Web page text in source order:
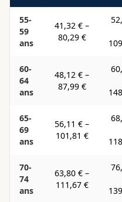
55-
59
ans
41,32 € –
80,29 €
60-
64
ans
48,12 € –
87,99 €
65-
69
ans
56,11 € –
101,81 €
70-
74
ans
63,80 € –
111,67 €